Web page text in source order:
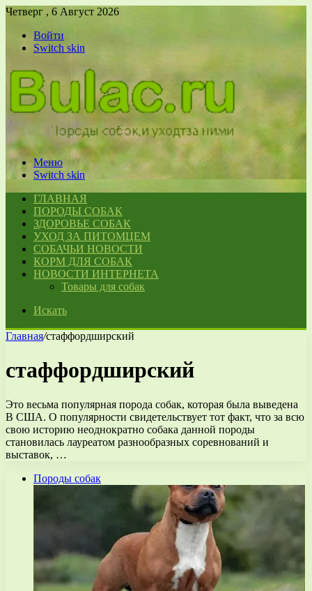
Четверг , 6 Август 2026
Войти
Switch skin
Меню
Switch skin
ГЛАВНАЯ
ПОРОДЫ СОБАК
ЗДОРОВЬЕ СОБАК
УХОД ЗА ПИТОМЦЕМ
СОБАЧЬИ НОВОСТИ
КОРМ ДЛЯ СОБАК
НОВОСТИ ИНТЕРНЕТА
Товары для собак
Искать
Главная/стаффордширский
стаффордширский
Это весьма популярная порода собак, которая была выведена
В США. О популярности свидетельствует тот факт, что за всю
свою историю неоднократно собака данной породы
становилась лауреатом разнообразных соревнований и
выставок, …
Породы собак